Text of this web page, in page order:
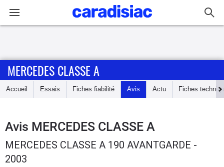
Accueil
Essais
Guide
d'achat
MERCEDES CLASSE A
Accueil Essais Fiches fiabilité Avis Actu Fiches
Avis MERCEDES CLASSE A
MERCEDES CLASSE A 190 AVANTGARDE -
2003